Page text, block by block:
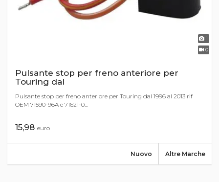
1
0
Pulsante stop per freno anteriore per
Touring dal
Pulsante stop per freno anteriore per Touring dal 1996 al 2013 rif
OEM 71590-96A e 71621-0...
15,98 euro
Altre Marche
Nuovo